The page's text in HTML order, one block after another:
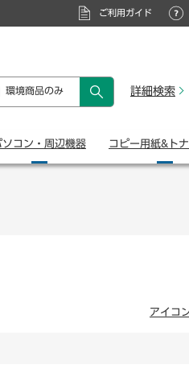
ご利用ガイド
環境商品のみ
検索
詳細検索
ソコン・ 周辺機器 コピー用紙& ト
アイコ